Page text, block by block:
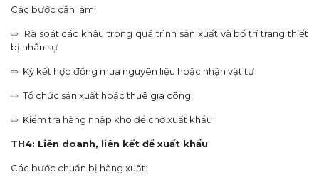
Các bước cần làm:
⇨ Rà soát các khâu trong quá trình sản xuất và bố trí trang thiết
bị nhân sự
⇨ Ký kết hợp đồng mua nguyên liệu hoặc nhận vật tư
⇨ Tổ chức sản xuất hoặc thuê gia công
⇨ Kiểm tra hàng nhập kho để chờ xuất khẩu
TH4: Liên doanh, liên kết để xuất khẩu
Các bước chuẩn bị hàng xuất: